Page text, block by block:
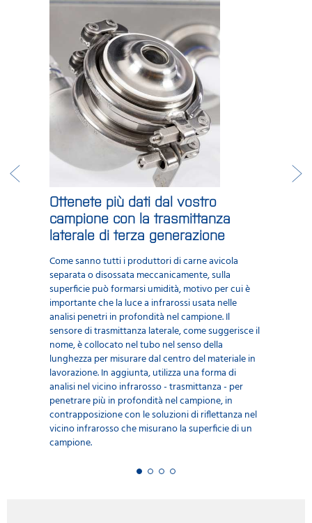
Ottenete più dati dal vostro
campione con la trasmittanza
laterale di terza generazione
Come sanno tutti i produttori di carne avicola
separata o disossata meccanicamente, sulla
superficie può formarsi umidità, motivo per cui è
importante che la luce a infrarossi usata nelle
analisi penetri in profondità nel campione. Il
sensore di trasmittanza laterale, come suggerisce il
nome, è collocato nel tubo nel senso della
lunghezza per misurare dal centro del materiale in
lavorazione. In aggiunta, utilizza una forma di
analisi nel vicino infrarosso - trasmittanza - per
penetrare più in profondità nel campione, in
contrapposizione con le soluzioni di riflettanza nel
vicino infrarosso che misurano la superficie di un
campione.